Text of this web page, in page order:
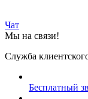
Чат
Мы на связи!
Служба
Бесплатный